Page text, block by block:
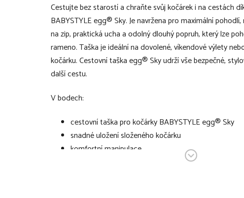
Cestujte bez starostí a chraňte svůj kočárek i na cestách
BABYSTYLE egg® Sky. Je navržena pro maximální
na zip, praktická ucha a odolný dlouhý popruh, který lze
rameno. Taška je ideální na dovolené, víkendové výlety
kočárku. Cestovní taška egg® Sky udrží vše bezpečné,
další cestu.
V bodech:
cestovní taška pro kočárky BABYSTYLE egg® Sky
snadné uložení složeného kočárku
komfortní manipulace
ideální na dovolené, víkendové výlety nebo prosté